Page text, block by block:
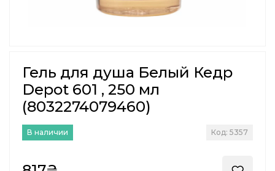
Гель для душа Белый Кедр
Depot 601 , 250 мл
(8032274079460)
В наличии Код: 5357